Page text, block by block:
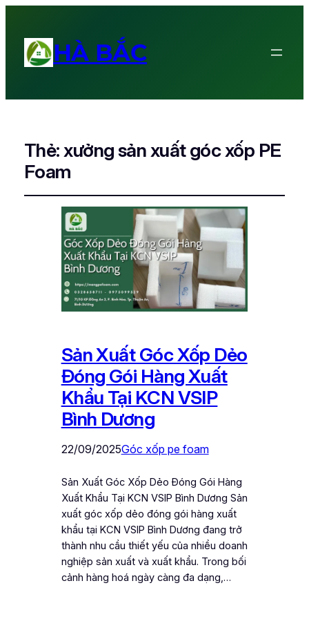
HÀ BẮC
Thẻ:xưởng sản xuất góc xốp PE
Foam
Sản Xuất Góc Xốp Dẻo
Đóng Gói Hàng Xuất
Khẩu Tại KCN VSIP
Bình Dương
22/09/2025Góc xốp pe foam
Sản Xuất Góc Xốp Dẻo Đóng Gói Hàng
Xuất Khẩu Tại KCN VSIP Bình Dương Sản
xuất góc xốp dẻo đóng gói hàng xuất
khẩu tại KCN VSIP Bình Dương đang trở
thành nhu cầu thiết yếu của nhiều doanh
nghiệp sản xuất và xuất khẩu. Trong bối
cảnh hàng hoá ngày càng đa dạng,…